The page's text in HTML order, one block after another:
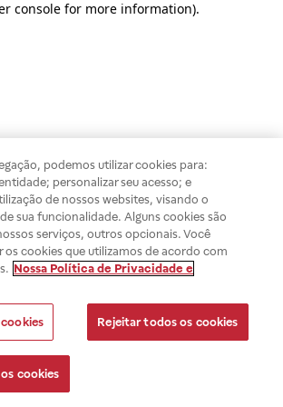
console for more information).
podemos utilizar cookies para:
personalizar seu acesso; e
de nossos websites, visando o
sua funcionalidade. Alguns cookies são
serviços, outros opcionais. Você
os cookies que utilizamos de acordo com
Nossa Política de Privacidade e
Rejeitar todos os cookies
cookies